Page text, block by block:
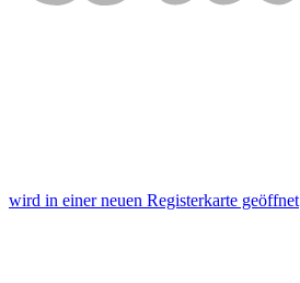
wird in einer neuen Registerkarte geöffnet